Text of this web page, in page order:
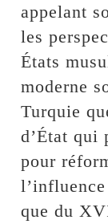
appelant
les
États
moderne
Turquie
d’État qui
pour
que du